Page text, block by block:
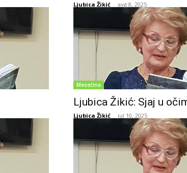
Ljubica Žikić - avg 8, 2025
Mesečina
Ljubica Žikić: Sjaj u
Ljubica Žikić - jul 10, 2025